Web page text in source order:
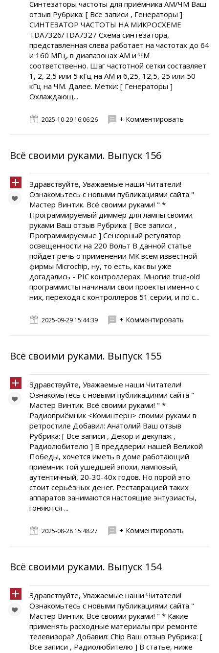
Синтезаторы частоты для приёмника АМ/ЧМ Ваш
отзыв Рубрика: [ Все записи , Генераторы ]
СИНТЕЗАТОР ЧАСТОТЫ НА МИКРОСХЕМЕ
TDA7326/TDA7327 Схема синтезатора,
представленная слева работает на частотах до 64
и 160 МГц, в диапазонах AM и ЧМ
соответственно. Шаг частотной сетки составляет
1, 2, 2,5 или 5 кГц на AM и 6,25, 12,5, 25 или 50
кГц на ЧМ. Далее. Метки: [ Генераторы ]
Охлаждающ...
2025-10-29 16:06:26 + Комментировать
Всё своими руками. Выпуск 156
Здравствуйте, Уважаемые наши Читатели!
Ознакомьтесь с новыми публикациями сайта "
Мастер Винтик. Всё своими руками! " *
Программируемый диммер для лампы своими
руками Ваш отзыв Рубрика: [ Все записи ,
Программируемые ] Сенсорный регулятор
освещенности на 220 Вольт В данной статье
пойдет речь о применении МК всем известной
фирмы Microchip, ну, то есть, как вы уже
догадались - PIC контроллерах. Многие true-old
программисты начинали свои проекты именно с
них, переходя с контроллеров 51 серии, и по с...
2025-09-29 15:44:39 + Комментировать
Всё своими руками. Выпуск 155
Здравствуйте, Уважаемые наши Читатели!
Ознакомьтесь с новыми публикациями сайта "
Мастер Винтик. Всё своими руками! " *
Радиоприёмник <Коминтерн> своими руками в
ретростиле Добавил: Анатолий Ваш отзыв
Рубрика: [ Все записи , Декор и декупаж ,
Радиолюбителю ] В преддверии нашей Великой
Победы, хочется иметь в доме работающий
приёмник той ушедшей эпохи, ламповый,
аутентичный, 20-30-40х годов. Но порой это
стоит серьёзных денег. Реставрацией таких
аппаратов занимаются настоящие энтузиасты,
гоняются ...
2025-08-28 15:48:27 + Комментировать
Всё своими руками. Выпуск 154
Здравствуйте, Уважаемые наши Читатели!
Ознакомьтесь с новыми публикациями сайта "
Мастер Винтик. Всё своими руками! " * Какие
применять расходные материалы при ремонте
телевизора? Добавил: Chip Ваш отзыв Рубрика: [
Все записи , Радиолюбителю ] В статье, ниже